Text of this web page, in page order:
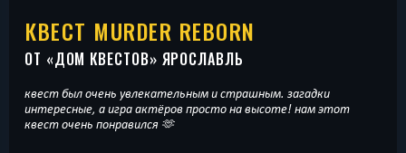
КВЕСТ MURDER REBORN
ОТ «ДОМ КВЕСТОВ» ЯРОСЛАВЛЬ
квест был очень увлекательным и страшным. загадки
интересные, а игра актёров просто на высоте! нам этот
квест очень понравился 🫶